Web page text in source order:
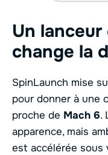
Un
change la
SpinLaunch mise
pour donner à une
proche de Mach 6.
apparence, mais
est accélérée sous